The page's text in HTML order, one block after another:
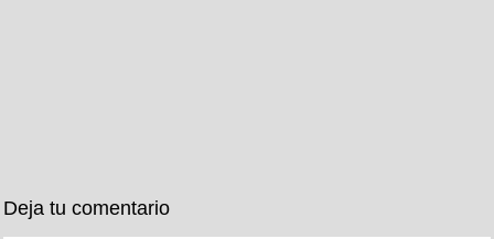
Deja tu comentario